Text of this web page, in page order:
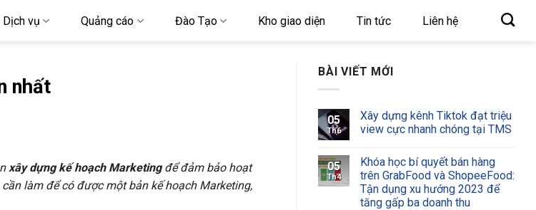
Dịch vụ Quảng cáo Đào Tạo Kho giao diện Tin tức Liên hệ
nhất
xây dựng kế hoạch Marketingđể đảm bảo hoạt
làm để có được một bản kế hoạch Marketing,
BÀI VIẾT MỚI
05
Th6
Xây dựng kênh Tiktok đạt triệu
view cực nhanh chóng tại TMS
05
Th4
Khóa học bí quyết bán hàng
trên GrabFood và ShopeeFood:
Tận dụng xu hướng 2023 để
tăng gấp ba doanh thu